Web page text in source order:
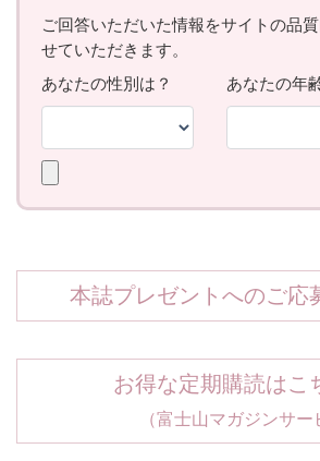
本誌プレゼントへのご応
お得な定期購読はこ
（富士山マガジンサー